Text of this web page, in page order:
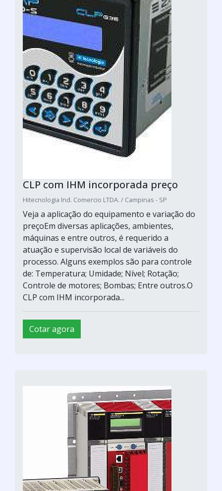
CLP com IHM incorporada preço
Hitecnologia Ind. Comercio LTDA. / Campinas - SP
Veja a aplicação do equipamento e variação do
preçoEm diversas aplicações, ambientes,
máquinas e entre outros, é requerido a
atuação e supervisão local de variáveis do
processo. Alguns exemplos são para controle
de: Temperatura; Umidade; Nível; Rotação;
Controle de motores; Bombas; Entre outros.O
CLP com IHM incorporada...
Cotar agora